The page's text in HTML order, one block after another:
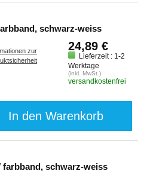
schwarz-weiss
zur
24,89 €
Lieferzeit : 1-2
Werktage
(inkl. MwSt.)
versandkostenfrei
In den Warenkorb
farbband, schwarz-weiss